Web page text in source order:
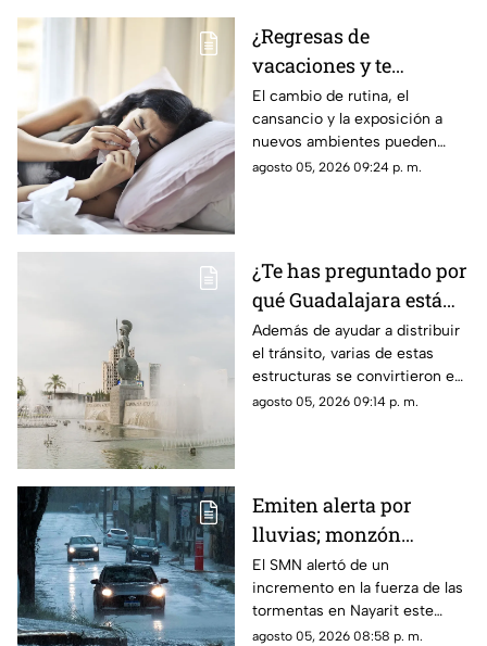
¿Regresas de
vacaciones y te
enfermas? Estas son
las razones
El cambio de rutina, el
cansancio y la exposición a
nuevos ambientes pueden
afectar al organismo justo al
agosto 05, 2026 09:24 p. m.
¿Te has preguntado por
qué Guadalajara está
llena de glorietas? Esta
es la razón
Además de ayudar a distribuir
el tránsito, varias de estas
estructuras se convirtieron en
símbolos de la ciudad y puntos
agosto 05, 2026 09:14 p. m.
Emiten alerta por
lluvias; monzón
mexicano intensificará
las tormentas en
Nayarit
El SMN alertó de un
incremento en la fuerza de las
tormentas en Nayarit este
jueves 6 de agosto
agosto 05, 2026 08:58 p. m.